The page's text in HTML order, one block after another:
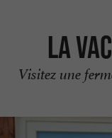
La
Visitez une